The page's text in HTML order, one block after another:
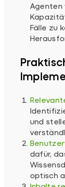
Agenten
Fälle zu
und
dafür,
optisch